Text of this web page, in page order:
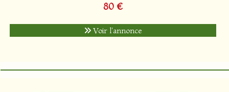
80 €
Voir l'annonce